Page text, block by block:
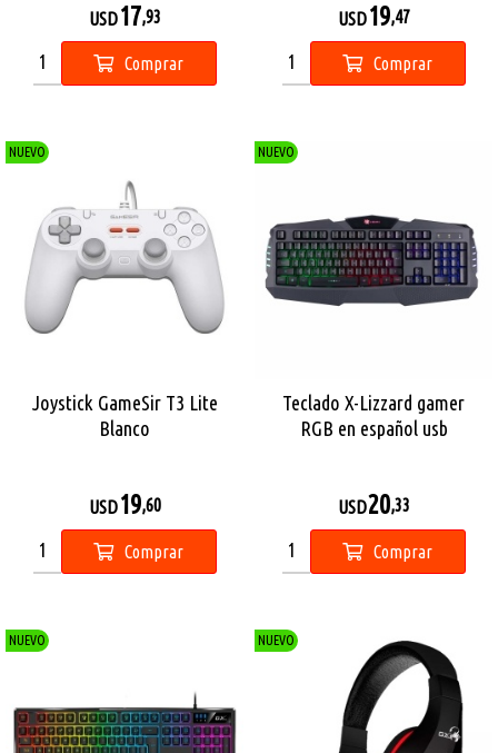
USD17,93
Comprar
USD19,47
Comprar
NUEVO
Joystick GameSir T3 Lite
Blanco
USD19,60
Comprar
NUEVO
Teclado X-Lizzard gamer
RGB en español usb
USD20,33
Comprar
NUEVO NUEVO